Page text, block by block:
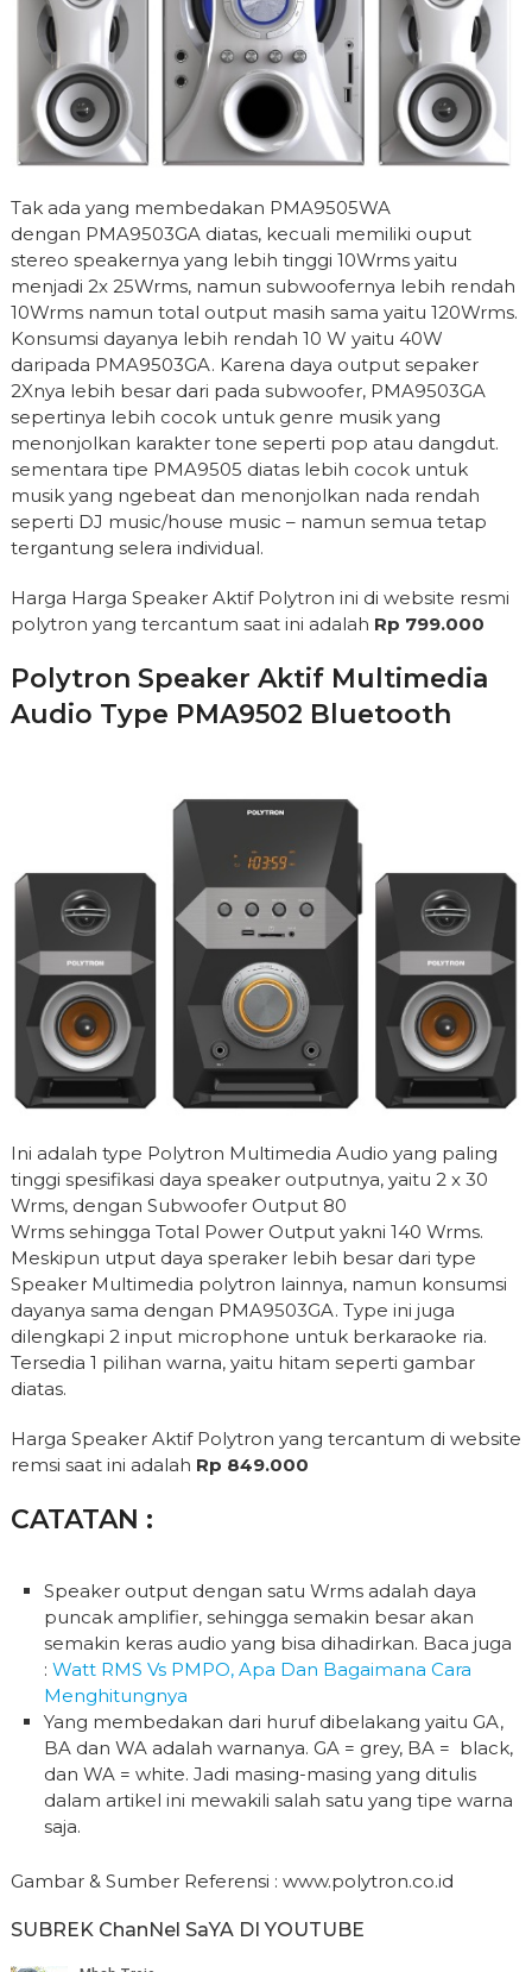
Tak ada yang membedakan PMA9505WA
dengan PMA9503GA diatas, kecuali memiliki ouput
stereo speakernya yang lebih tinggi 10Wrms yaitu
menjadi 2x 25Wrms, namun subwoofernya lebih rendah
10Wrms namun total output masih sama yaitu 120Wrms.
Konsumsi dayanya lebih rendah 10 W yaitu 40W
daripada PMA9503GA. Karena daya output sepaker
2Xnya lebih besar dari pada subwoofer, PMA9503GA
sepertinya lebih cocok untuk genre musik yang
menonjolkan karakter tone seperti pop atau dangdut.
sementara tipe PMA9505 diatas lebih cocok untuk
musik yang ngebeat dan menonjolkan nada rendah
seperti DJ music/house music – namun semua tetap
tergantung selera individual.
Harga Harga Speaker Aktif Polytron ini di website resmi
polytron yang tercantum saat ini adalah Rp 799.000
Polytron Speaker Aktif Multimedia
Audio Type PMA9502 Bluetooth
Ini adalah type Polytron Multimedia Audio yang paling
tinggi spesifikasi daya speaker outputnya, yaitu 2 x 30
Wrms, dengan Subwoofer Output 80
Wrms sehingga Total Power Output yakni 140 Wrms.
Meskipun utput daya speraker lebih besar dari type
Speaker Multimedia polytron lainnya, namun konsumsi
dayanya sama dengan PMA9503GA. Type ini juga
dilengkapi 2 input microphone untuk berkaraoke ria.
Tersedia 1 pilihan warna, yaitu hitam seperti gambar
diatas.
Harga Speaker Aktif Polytron yang tercantum di website
remsi saat ini adalah Rp 849.000
CATATAN :
Speaker output dengan satu Wrms adalah daya
puncak amplifier, sehingga semakin besar akan
semakin keras audio yang bisa dihadirkan. Baca juga
:Watt RMS Vs PMPO, Apa Dan Bagaimana Cara
Menghitungnya
Yang membedakan dari huruf dibelakang yaitu GA,
BA dan WA adalah warnanya. GA = grey, BA = black,
dan WA = white. Jadi masing-masing yang ditulis
dalam artikel ini mewakili salah satu yang tipe warna
saja.
Gambar & Sumber Referensi : www.polytron.co.id
SUBREK ChanNel SaYA DI YOUTUBE